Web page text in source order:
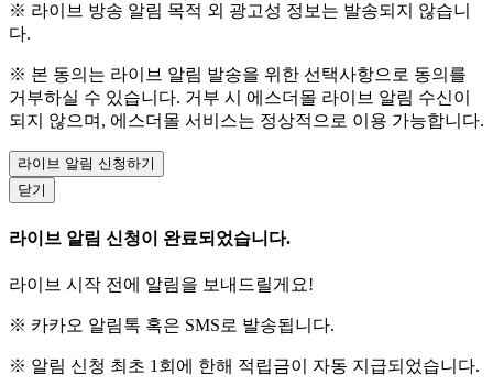
※ 라이브 방송 알림 목적 외 광고성 정보는 발송되지 않습니
다.
※ 본 동의는 라이브 알림 발송을 위한 선택사항으로 동의를
거부하실 수 있습니다. 거부 시 에스더몰 라이브 알림 수신이
되지 않으며, 에스더몰 서비스는 정상적으로 이용 가능합니다.
라이브 알림 신청하기
닫기
라이브 알림 신청이 완료되었습니다.
라이브 시작 전에 알림을 보내드릴게요!
※ 카카오 알림톡 혹은 SMS로 발송됩니다.
※ 알림 신청 최초 1회에 한해 적립금이 자동 지급되었습니다.